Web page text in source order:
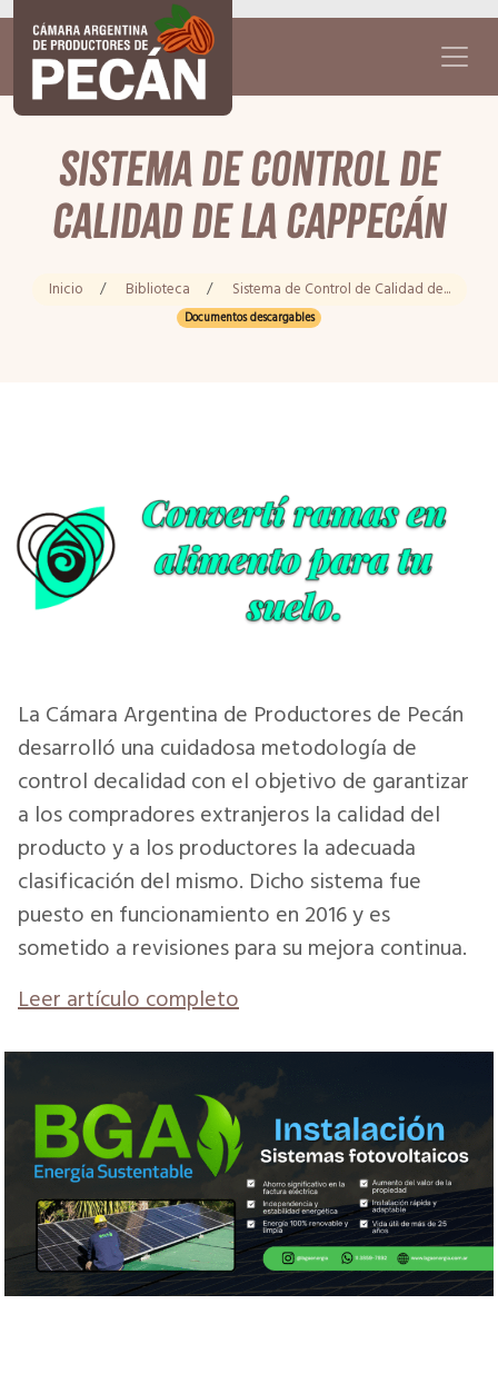
Sistema de Control de
Calidad de la CAPPecán
Inicio / Biblioteca / Sistema de Control de Calidad de...
Documentos descargables
La Cámara Argentina de Productores de Pecán
desarrolló una cuidadosa metodología de
control decalidad con el objetivo de garantizar
a los compradores extranjeros la calidad del
producto y a los productores la adecuada
clasificación del mismo. Dicho sistema fue
puesto en funcionamiento en 2016 y es
sometido a revisiones para su mejora continua.
Leer artículo completo